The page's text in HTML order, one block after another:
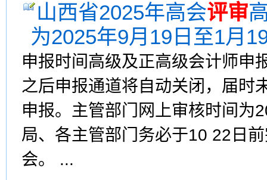
山西省2025年高会评审
为2025年9月19日至1月
申报时间高级及正高级会计师申
之后申报通道将自动关闭，届时
申报。主管部门网上审核时间为
局、各主管部门务必于10 22日
会。 ...